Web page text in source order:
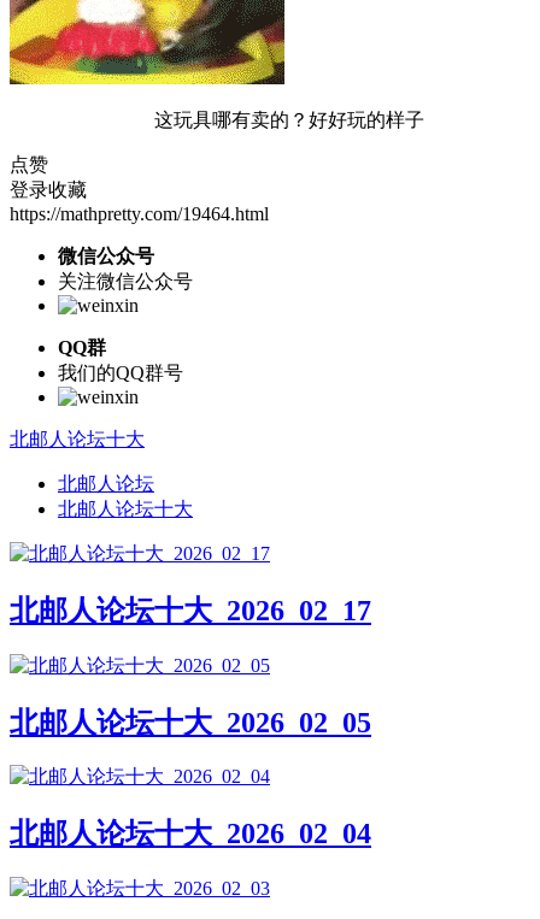
这玩具哪有卖的？好好玩的样子
点赞
登录收藏
https://mathpretty.com/19464.html
微信公众号
关注微信公众号
QQ群
我们的QQ群号
北邮人论坛十大
北邮人论坛
北邮人论坛十大
北邮人论坛十大_2026_02_17
北邮人论坛十大_2026_02_05
北邮人论坛十大_2026_02_04